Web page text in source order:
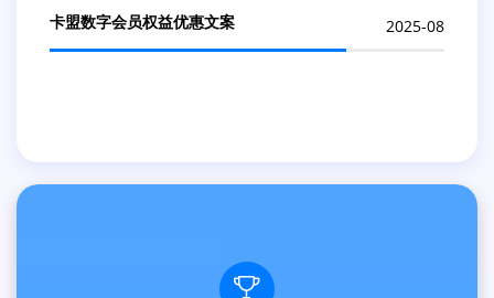
卡盟数字会员权益优惠文案 2025-08